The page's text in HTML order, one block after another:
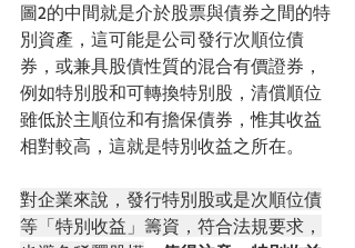
圖2的中間就是介於股票與債券之間的特
別資產，這可能是公司發行次順位債
券，或兼具股債性質的混合有價證券，
例如特別股和可轉換特別股，清償順位
雖低於主順位和有擔保債券，惟其收益
相對較高，這就是特別收益之所在。
對企業來說，發行特別股或是次順位債
等「特別收益」籌資，符合法規要求，